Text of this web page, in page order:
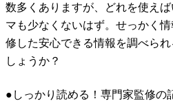
数多くありますが、どれを使え
マも少なくないはず。せっかく
修した安心できる情報を調べら
しょうか？
●しっかり読める！専門家監修の